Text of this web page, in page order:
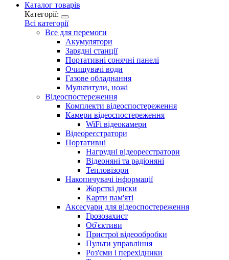
Каталог товарів
Категорії:
Всі категорії
Все для перемоги
Акумулятори
Зарядні станції
Портативні сонячні панелі
Очищувачі води
Газове обладнання
Мультитули, ножі
Відеоспостереження
Комплекти відеоспостереження
Камери відеоспостереження
WiFi відеокамери
Відеореєстратори
Портативні
Нагрудні відеореєстратори
Відеоняні та радіоняні
Тепловізори
Накопичувачі інформації
Жорсткі диски
Карти пам'яті
Аксесуари для відеоспостереження
Грозозахист
Об'єктиви
Пристрої відеообробки
Пульти управління
Роз'єми і перехідники